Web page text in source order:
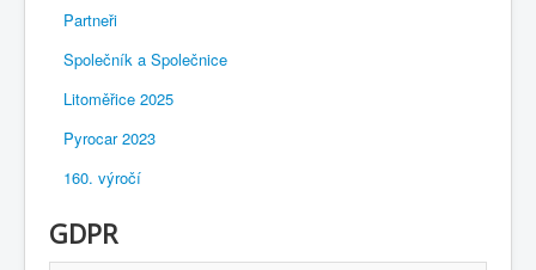
Partneři
Společník a Společnice
Litoměřice 2025
Pyrocar 2023
160. výročí
GDPR